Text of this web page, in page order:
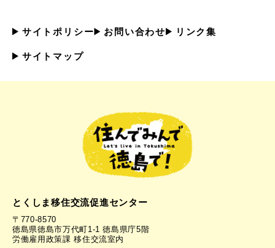
サイトポリシー お問い合わせ リンク集
サイトマップ
とくしま移住交流促進センター
〒770-8570
徳島県徳島市万代町1-1 徳島県庁5階
労働雇用政策課 移住交流室内